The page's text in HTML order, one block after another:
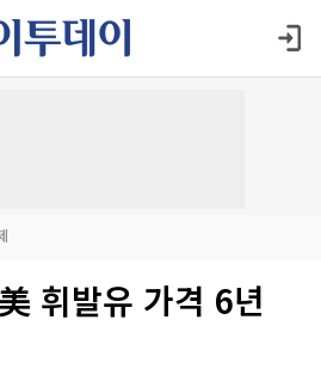
휘발유 가격 6년